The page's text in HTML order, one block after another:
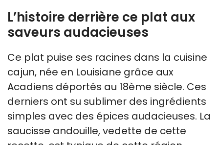
L’histoire derrière ce plat aux
saveurs audacieuses
Ce plat puise ses racines dans la cuisine
cajun, née en Louisiane grâce aux
Acadiens déportés au 18ème siècle. Ces
derniers ont su sublimer des ingrédients
simples avec des épices audacieuses. La
saucisse andouille, vedette de cette